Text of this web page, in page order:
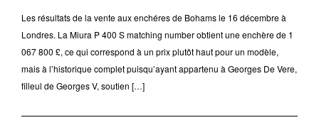
Les résultats de la vente aux enchéres de Bohams le 16 décembre à
Londres. La Miura P 400 S matching number obtient une enchère de 1
067 800 £, ce qui correspond à un prix plutôt haut pour un modèle,
mais à l’historique complet puisqu’ayant appartenu à Georges De Vere,
filleul de Georges V, soutien […]